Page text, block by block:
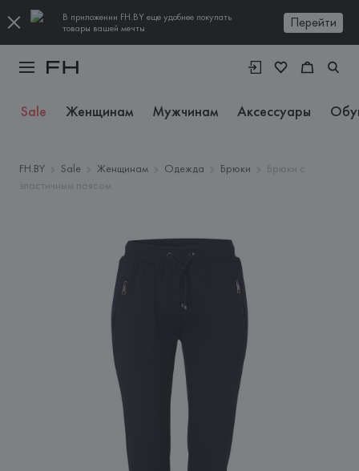
В приложении FH.BY еще удобнее покупать
товары вашей мечты
Перейти
Sale Женщинам Мужчинам Аксессуары
FH.BY Sale Женщинам Одежда Брюки
Брюки с
эластичным поясом